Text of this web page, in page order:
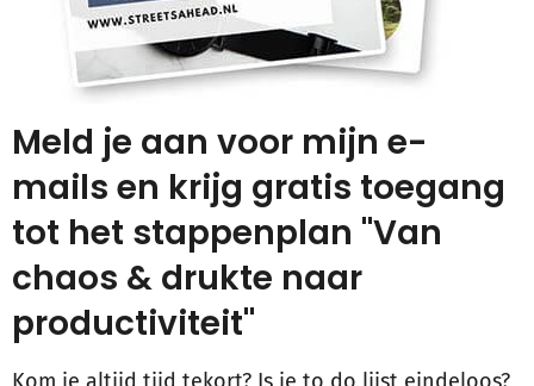
Meld je aan voor mijn e-
mails en krijg gratis toegang
tot het stappenplan "Van
chaos & drukte naar
productiviteit"